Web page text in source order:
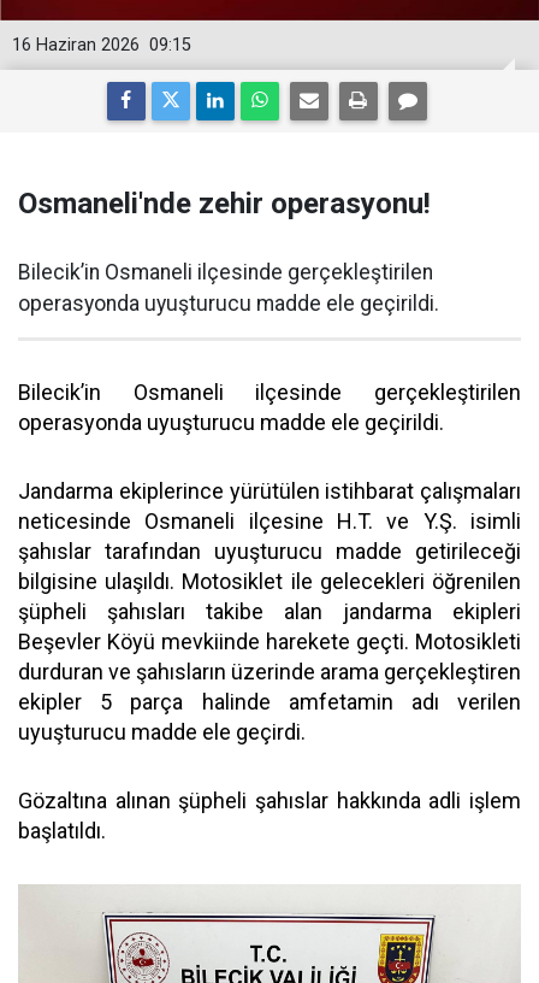
09:15
16 Haziran 2026
Osmaneli'nde zehir operasyonu!
Bilecik’in Osmaneli ilçesinde gerçekleştirilen
operasyonda uyuşturucu madde ele geçirildi.
Bilecik’in Osmaneli ilçesinde gerçekleştirilen
operasyonda uyuşturucu madde ele geçirildi.
Jandarma ekiplerince yürütülen istihbarat çalışmaları
neticesinde Osmaneli ilçesine H.T. ve Y.Ş. isimli
şahıslar tarafından uyuşturucu madde getirileceği
bilgisine ulaşıldı. Motosiklet ile gelecekleri öğrenilen
şüpheli şahısları takibe alan jandarma ekipleri
Beşevler Köyü mevkiinde harekete geçti. Motosikleti
durduran ve şahısların üzerinde arama gerçekleştiren
ekipler 5 parça halinde amfetamin adı verilen
uyuşturucu madde ele geçirdi.
Gözaltına alınan şüpheli şahıslar hakkında adli işlem
başlatıldı.